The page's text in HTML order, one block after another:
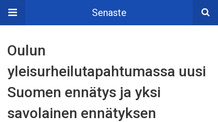
Senaste
Oulun
yleisurheilutapahtumassa uusi
Suomen ennätys ja yksi
savolainen ennätyksen